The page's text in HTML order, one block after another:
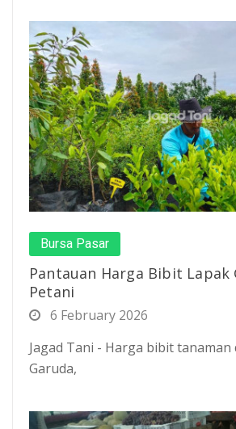
Bursa Pasar
Pantauan Harga Bibit Lapak
Petani
6 February 2026
Jagad Tani - Harga bibit tanaman
Garuda,